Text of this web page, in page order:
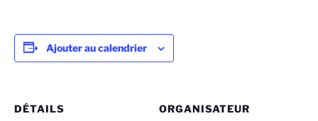
Ajouter au calendrier
DÉTAILS
ORGANISATEUR